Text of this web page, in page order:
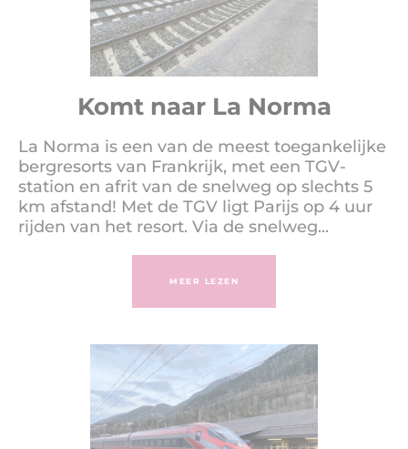
Komt naar La Norma
La Norma is een van de meest toegankelijke
bergresorts van Frankrijk, met een TGV-
station en afrit van de snelweg op slechts 5
km afstand! Met de TGV ligt Parijs op 4 uur
rijden van het resort. Via de snelweg...
MEER LEZEN